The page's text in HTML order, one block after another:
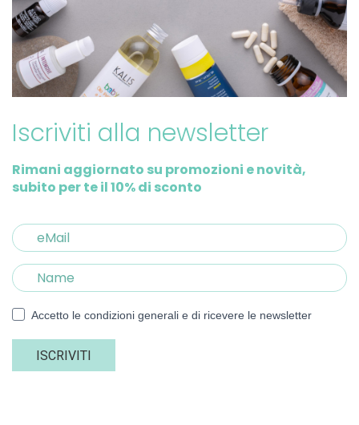
Iscriviti alla newsletter
Rimani aggiornato su promozioni e novità,
subito per te il 10% di sconto
Accetto le condizioni generali e di ricevere le newsletter
ISCRIVITI